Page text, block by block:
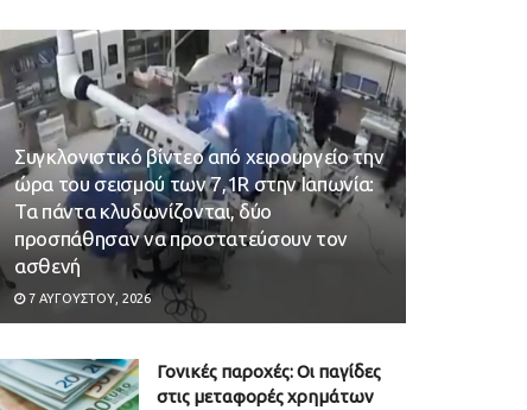
Συγκλονιστικό βίντεο από χειρουργείο την
ώρα του σεισμού των 7,1R στην Ιαπωνία:
Τα πάντα κλυδωνίζονται, δύο
προσπάθησαν να προστατεύσουν τον
ασθενή
7 ΑΥΓΟΎΣΤΟΥ, 2026
Γονικές παροχές: Οι παγίδες
στις μεταφορές χρημάτων